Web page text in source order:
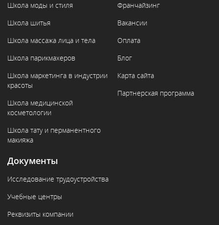
Школа моды и стиля
Школа шитья
Школа массажа лица и тела
Школа парикмахеров
Школа маркетинга в индустрии
красоты
Школа медицинской
косметологии
Школа тату и перманентного
макияжа
Франчайзинг
Вакансии
Оплата
Блог
Карта сайта
Партнерская программа
Документы
Исследование трудоустройства
Учебные центры
Реквизиты компании